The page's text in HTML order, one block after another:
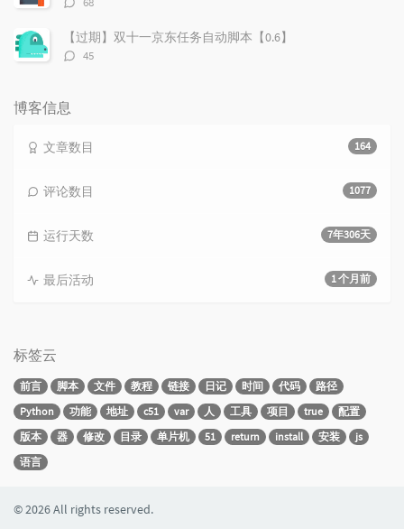
数：
【过期】双十一京东任务自动脚本【0.6】
评
45
博客信息
164
文章数目
1077
评论数目
7年306天
运行天数
1 个月前
最后活动
标签云
前言 脚本 文件 教程 链接 日记 时间 代码
路径
Python
功能 地址 c51 var 人 工具 项目 true
配置
版本
器 修改 目录 单片机 51 return install 安装
js
语言
© 2026 All rights reserved.